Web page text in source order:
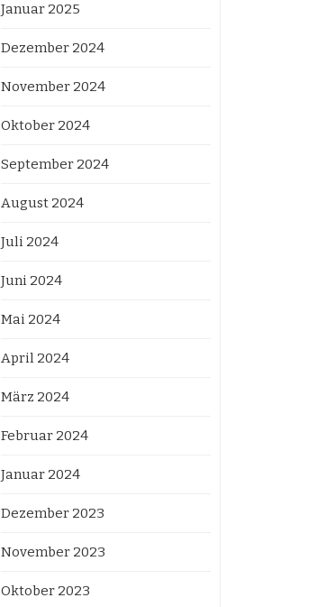
Januar 2025
Dezember 2024
November 2024
Oktober 2024
September 2024
August 2024
Juli 2024
Juni 2024
Mai 2024
April 2024
März 2024
Februar 2024
Januar 2024
Dezember 2023
November 2023
Oktober 2023